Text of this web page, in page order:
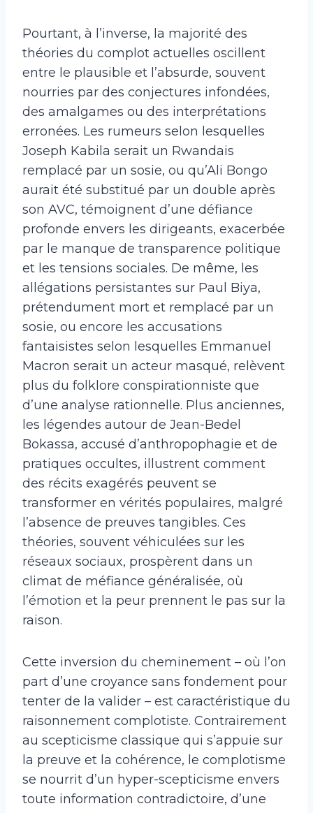
Pourtant, à l’inverse, la majorité des
théories du complot actuelles oscillent
entre le plausible et l’absurde, souvent
nourries par des conjectures infondées,
des amalgames ou des interprétations
erronées. Les rumeurs selon lesquelles
Joseph Kabila serait un Rwandais
remplacé par un sosie, ou qu’Ali Bongo
aurait été substitué par un double après
son AVC, témoignent d’une défiance
profonde envers les dirigeants, exacerbée
par le manque de transparence politique
et les tensions sociales. De même, les
allégations persistantes sur Paul Biya,
prétendument mort et remplacé par un
sosie, ou encore les accusations
fantaisistes selon lesquelles Emmanuel
Macron serait un acteur masqué, relèvent
plus du folklore conspirationniste que
d’une analyse rationnelle. Plus anciennes,
les légendes autour de Jean-Bedel
Bokassa, accusé d’anthropophagie et de
pratiques occultes, illustrent comment
des récits exagérés peuvent se
transformer en vérités populaires, malgré
l’absence de preuves tangibles. Ces
théories, souvent véhiculées sur les
réseaux sociaux, prospèrent dans un
climat de méfiance généralisée, où
l’émotion et la peur prennent le pas sur la
raison.
Cette inversion du cheminement – où l’on
part d’une croyance sans fondement pour
tenter de la valider – est caractéristique du
raisonnement complotiste. Contrairement
au scepticisme classique qui s’appuie sur
la preuve et la cohérence, le complotisme
se nourrit d’un hyper-scepticisme envers
toute information contradictoire, d’une